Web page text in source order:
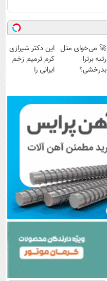
🚀 می‌خوای مثل
رتبه برترا
بدرخشی؟
ماز 📚
این دکتر شیرازی
کرم ترمیم زخم
ایرانی را